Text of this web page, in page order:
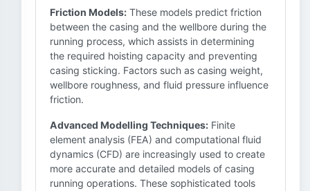
Friction Models: These models predict friction
between the casing and the wellbore during the
running process, which assists in determining
the required hoisting capacity and preventing
casing sticking. Factors such as casing weight,
wellbore roughness, and fluid pressure influence
friction.
Advanced Modelling Techniques: Finite
element analysis (FEA) and computational fluid
dynamics (CFD) are increasingly used to create
more accurate and detailed models of casing
running operations. These sophisticated tools